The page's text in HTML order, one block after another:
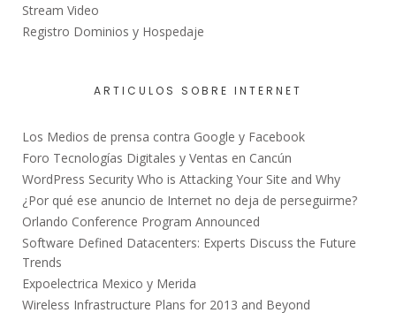
Stream Video
Registro Dominios y Hospedaje
ARTICULOS SOBRE INTERNET
Los Medios de prensa contra Google y Facebook
Foro Tecnologías Digitales y Ventas en Cancún
WordPress Security Who is Attacking Your Site and Why
¿Por qué ese anuncio de Internet no deja de perseguirme?
Orlando Conference Program Announced
Software Defined Datacenters: Experts Discuss the Future
Trends
Expoelectrica Mexico y Merida
Wireless Infrastructure Plans for 2013 and Beyond